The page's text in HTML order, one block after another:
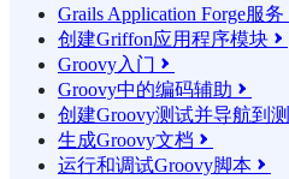
Grails Application Forge服务
创建Griffon应用程序模块 
Groovy入门 
Groovy中的编码辅助 
创建Groovy测试并导航到
生成Groovy文档 
运行和调试Groovy脚本 